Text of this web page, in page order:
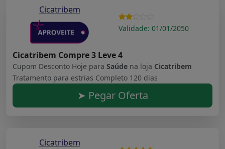
Cicatribem
Validade: 01/01/2050
Cicatribem Compre 3 Leve 4
Cupom Desconto Hoje para Saúde na loja Cicatribem
Tratamento para estrias Completo 120 dias
➤ Pegar Oferta
Cicatribem